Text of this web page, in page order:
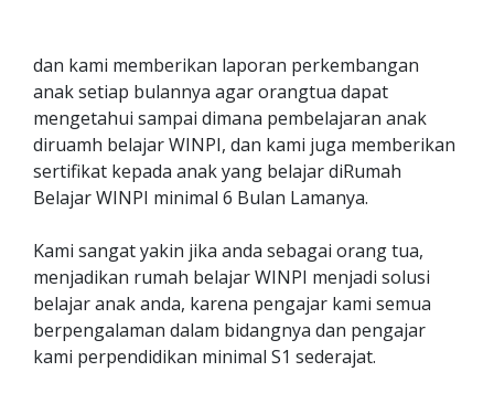
dan kami memberikan laporan perkembangan
anak setiap bulannya agar orangtua dapat
mengetahui sampai dimana pembelajaran anak
diruamh belajar WINPI, dan kami juga memberikan
sertifikat kepada anak yang belajar diRumah
Belajar WINPI minimal 6 Bulan Lamanya.
Kami sangat yakin jika anda sebagai orang tua,
menjadikan rumah belajar WINPI menjadi solusi
belajar anak anda, karena pengajar kami semua
berpengalaman dalam bidangnya dan pengajar
kami perpendidikan minimal S1 sederajat.